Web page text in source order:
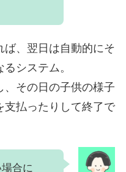
ば、翌日は自動的にそ
システム。
、その日の子供の様子
支払ったりして終了で
合に